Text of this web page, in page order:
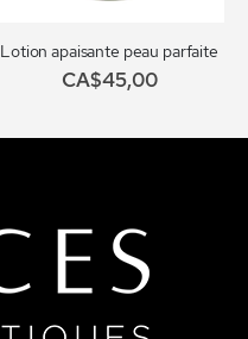
Lotion apaisante peau parfaite
CA$45,00